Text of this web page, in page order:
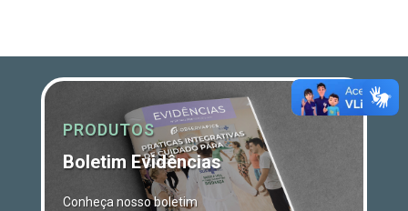
PRODUTOS
Boletim Evidências
Conheça nosso boletim